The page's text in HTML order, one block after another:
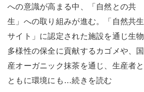
への意識が高まる中、「自然との共
生」への取り組みが進む。「自然共生
サイト」に認定された施設を通じ生物
多様性の保全に貢献するカゴメや、国
産オーガニック抹茶を通じ、生産者と
ともに環境にも…続きを読む